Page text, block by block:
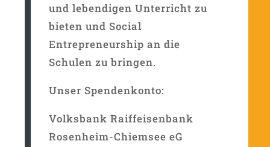
und lebendigen Unterricht zu
bieten und Social
Entrepreneurship an die
Schulen zu bringen.
Unser Spendenkonto:
Volksbank Raiffeisenbank
Rosenheim-Chiemsee eG